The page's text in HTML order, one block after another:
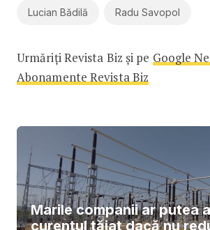
Lucian Bădilă Radu Savopol
Urmăriți Revista Biz și pe Google
Abonamente Revista Biz
Marile companii ar putea
curentul tăiat dacă nu